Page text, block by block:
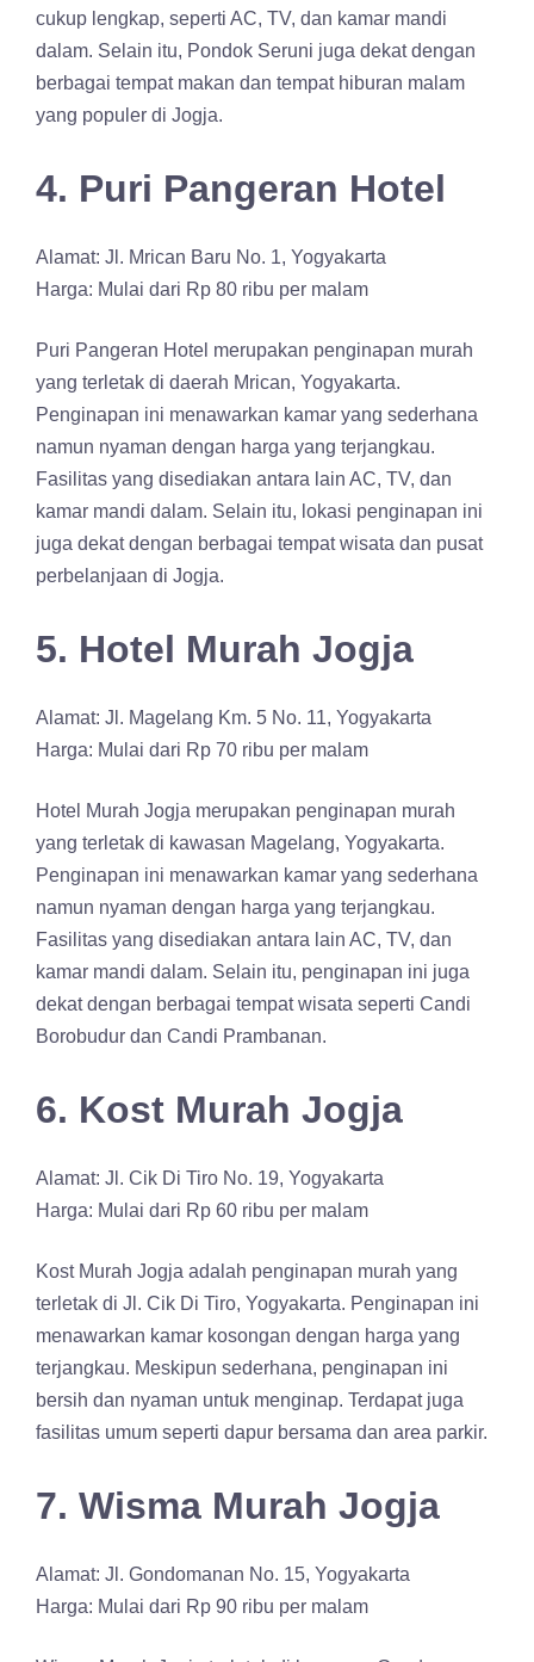
cukup lengkap, seperti AC, TV, dan kamar mandi
dalam. Selain itu, Pondok Seruni juga dekat dengan
berbagai tempat makan dan tempat hiburan malam
yang populer di Jogja.
4. Puri Pangeran Hotel
Alamat: Jl. Mrican Baru No. 1, Yogyakarta
Harga: Mulai dari Rp 80 ribu per malam
Puri Pangeran Hotel merupakan penginapan murah
yang terletak di daerah Mrican, Yogyakarta.
Penginapan ini menawarkan kamar yang sederhana
namun nyaman dengan harga yang terjangkau.
Fasilitas yang disediakan antara lain AC, TV, dan
kamar mandi dalam. Selain itu, lokasi penginapan ini
juga dekat dengan berbagai tempat wisata dan pusat
perbelanjaan di Jogja.
5. Hotel Murah Jogja
Alamat: Jl. Magelang Km. 5 No. 11, Yogyakarta
Harga: Mulai dari Rp 70 ribu per malam
Hotel Murah Jogja merupakan penginapan murah
yang terletak di kawasan Magelang, Yogyakarta.
Penginapan ini menawarkan kamar yang sederhana
namun nyaman dengan harga yang terjangkau.
Fasilitas yang disediakan antara lain AC, TV, dan
kamar mandi dalam. Selain itu, penginapan ini juga
dekat dengan berbagai tempat wisata seperti Candi
Borobudur dan Candi Prambanan.
6. Kost Murah Jogja
Alamat: Jl. Cik Di Tiro No. 19, Yogyakarta
Harga: Mulai dari Rp 60 ribu per malam
Kost Murah Jogja adalah penginapan murah yang
terletak di Jl. Cik Di Tiro, Yogyakarta. Penginapan ini
menawarkan kamar kosongan dengan harga yang
terjangkau. Meskipun sederhana, penginapan ini
bersih dan nyaman untuk menginap. Terdapat juga
fasilitas umum seperti dapur bersama dan area parkir.
7. Wisma Murah Jogja
Alamat: Jl. Gondomanan No. 15, Yogyakarta
Harga: Mulai dari Rp 90 ribu per malam